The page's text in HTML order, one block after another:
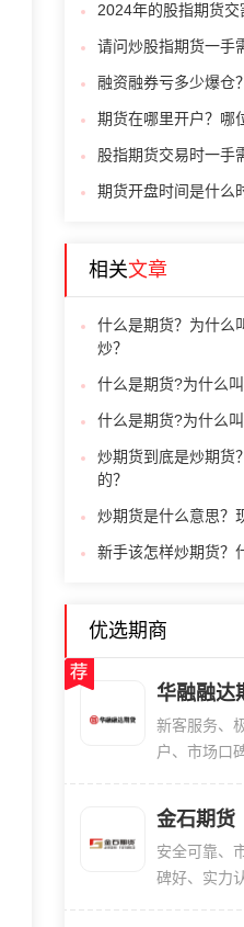
2024年的股指期货
请问炒股指期货一手
融资融券亏多少爆仓？
期货在哪里开户？哪
股指期货交易时一手
期货开盘时间是什么
相关文章
什么是期货？为什么
炒？
什么是期货?为什么
什么是期货?为什么
炒期货到底是炒期货
的？
炒期货是什么意思？
新手该怎样炒期货？
优选期商
华融融达
新客服务、
户、市场口
金石期货
安全可靠、
碑好、实力